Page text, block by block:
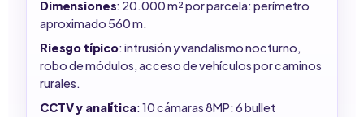
Dimensiones: 20.000 m² por parcela: perímetro
aproximado 560 m.
Riesgo típico: intrusión y vandalismo nocturno,
robo de módulos, acceso de vehículos por caminos
rurales.
CCTV y analítica: 10 cámaras 8MP: 6 bullet